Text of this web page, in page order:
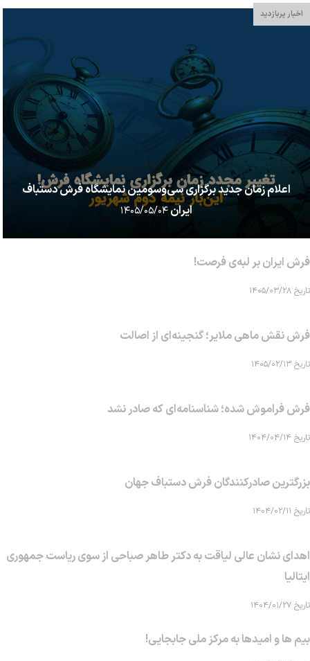
اخبار پربازدید
اعلام زمان جدید برگزاری سی‌وسومین نمایشگاه فرش دستباف
ایران۱۴۰۵/۰۵/۰۴
فرش ایران بر لبه‌ی فرصت!
تاریخ ۱۴۰۵/۰۳/۲۸
فرش نقش ماهی‌ ملایر؛ گنجینه‌ای از اصالت
تاریخ ۱۴۰۵/۰۲/۱۳
فرش فراموش شده؛ شناسنامه‌ای که صادر نشد
تاریخ ۱۴۰۴/۰۴/۱۴
بزرگترین صادرکنندگان فرش دستباف جهان
تاریخ ۱۴۰۴/۰۲/۱۱
اهدای نشان عالی لیاقت به دکتر طاهر صباحی از سوی ریاست جمهوری
ایتالیا
تاریخ ۱۴۰۴/۰۱/۲۷
بیم ها و امیدها به مرکز ملی جابجایی!